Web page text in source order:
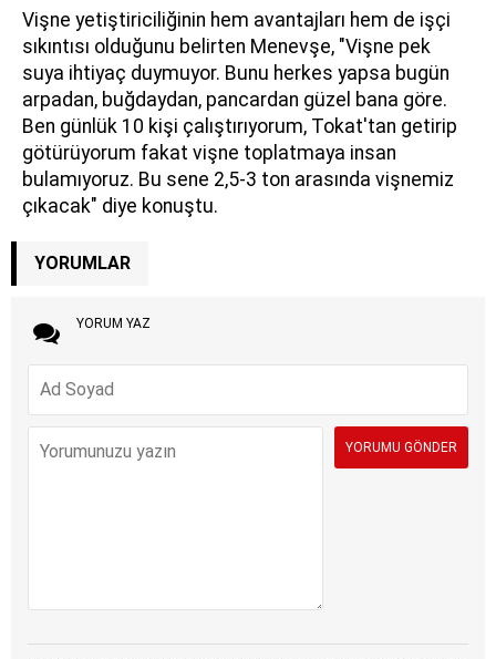
Vişne yetiştiriciliğinin hem avantajları hem de işçi
sıkıntısı olduğunu belirten Menevşe, "Vişne pek
suya ihtiyaç duymuyor. Bunu herkes yapsa bugün
arpadan, buğdaydan, pancardan güzel bana göre.
Ben günlük 10 kişi çalıştırıyorum, Tokat'tan getirip
götürüyorum fakat vişne toplatmaya insan
bulamıyoruz. Bu sene 2,5-3 ton arasında vişnemiz
çıkacak" diye konuştu.
YORUMLAR
YORUM YAZ